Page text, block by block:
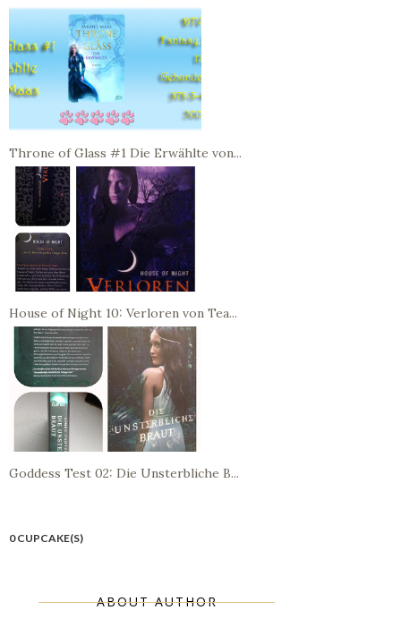
Throne of Glass #1 Die Erwählte von...
House of Night 10: Verloren von Tea...
Goddess Test 02: Die Unsterbliche B...
0 CUPCAKE(S)
ABOUT AUTHOR